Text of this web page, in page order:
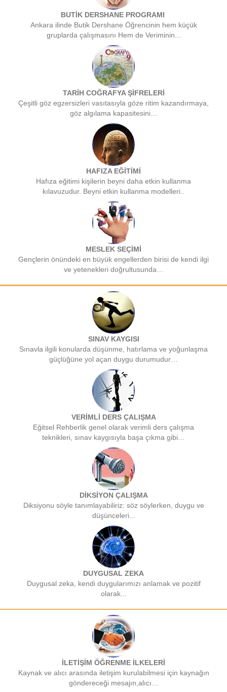
BUTİK DERSHANE PROGRAMI
Ankara ilinde Butik Dershane Öğrencinin hem küçük
gruplarda çalışmasını Hem de Veriminin...
TARİH COĞRAFYA ŞİFRELERİ
Çeşitli göz egzersizleri vasıtasıyla göze ritim kazandırmaya,
göz algılama kapasitesini…
HAFIZA EĞİTİMİ
Hafıza eğitimi kişilerin beyni daha etkin kullanma
kılavuzudur. Beyni etkin kullanma modelleri..
MESLEK SEÇİMİ
Gençlerin önündeki en büyük engellerden birisi de kendi ilgi
ve yetenekleri doğrultusunda…
SINAV KAYGISI
Sınavla ilgili konularda düşünme, hatırlama ve yoğunlaşma
güçlüğüne yol açan duygu durumudur…
VERİMLİ DERS ÇALIŞMA
Eğitsel Rehberlik genel olarak verimli ders çalışma
teknikleri, sınav kaygısıyla başa çıkma gibi…
DİKSİYON ÇALIŞMA
Diksiyonu söyle tanımlayabiliriz: söz söylerken, duygu ve
düşünceleri...
DUYGUSAL ZEKA
Duygusal zeka, kendi duygularımızı anlamak ve pozitif
olarak...
İLETİŞİM ÖĞRENME İLKELERİ
Kaynak ve alıcı arasında iletişim kurulabilmesi için kaynağın
göndereceği mesajın,alıcı…